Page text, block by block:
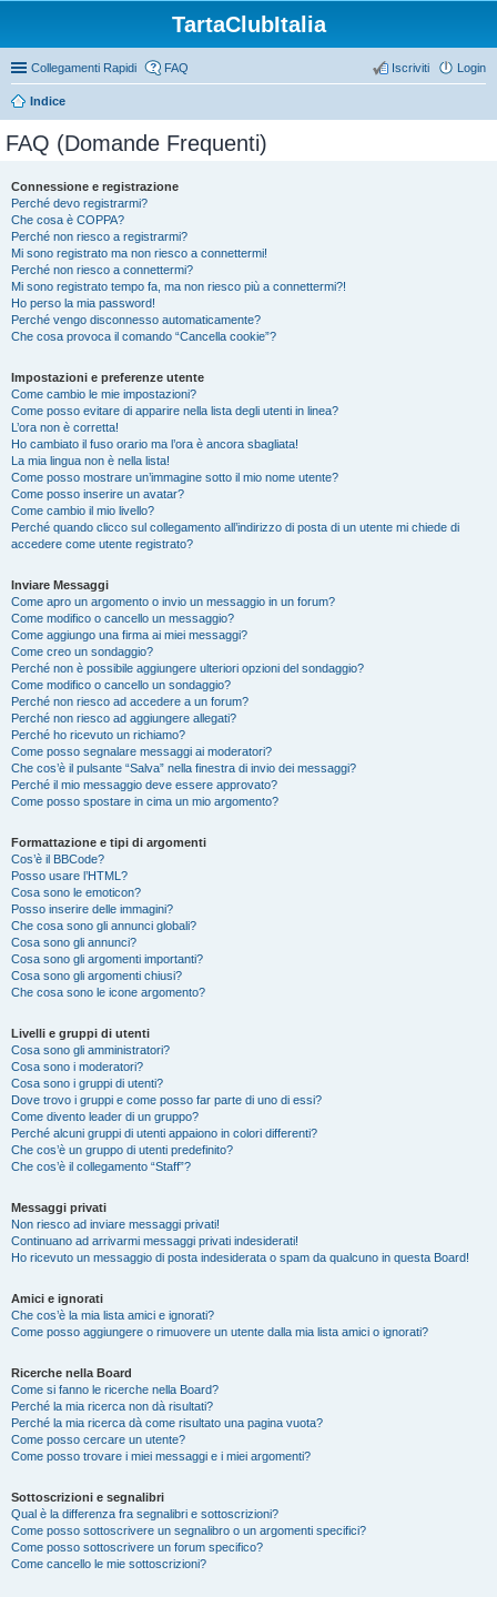
TartaClubItalia
Collegamenti Rapidi FAQ Login
Iscriviti
Indice
FAQ (Domande Frequenti)
Connessione e registrazione
Perché devo registrarmi?
Che cosa è COPPA?
Perché non riesco a registrarmi?
Mi sono registrato ma non riesco a connettermi!
Perché non riesco a connettermi?
Mi sono registrato tempo fa, ma non riesco più a connettermi?!
Ho perso la mia password!
Perché vengo disconnesso automaticamente?
Che cosa provoca il comando “Cancella cookie”?
Impostazioni e preferenze utente
Come cambio le mie impostazioni?
Come posso evitare di apparire nella lista degli utenti in linea?
L’ora non è corretta!
Ho cambiato il fuso orario ma l’ora è ancora sbagliata!
La mia lingua non è nella lista!
Come posso mostrare un’immagine sotto il mio nome utente?
Come posso inserire un avatar?
Come cambio il mio livello?
Perché quando clicco sul collegamento all’indirizzo di posta di un utente mi chiede di
accedere come utente registrato?
Inviare Messaggi
Come apro un argomento o invio un messaggio in un forum?
Come modifico o cancello un messaggio?
Come aggiungo una firma ai miei messaggi?
Come creo un sondaggio?
Perché non è possibile aggiungere ulteriori opzioni del sondaggio?
Come modifico o cancello un sondaggio?
Perché non riesco ad accedere a un forum?
Perché non riesco ad aggiungere allegati?
Perché ho ricevuto un richiamo?
Come posso segnalare messaggi ai moderatori?
Che cos’è il pulsante “Salva” nella finestra di invio dei messaggi?
Perché il mio messaggio deve essere approvato?
Come posso spostare in cima un mio argomento?
Formattazione e tipi di argomenti
Cos’è il BBCode?
Posso usare l’HTML?
Cosa sono le emoticon?
Posso inserire delle immagini?
Che cosa sono gli annunci globali?
Cosa sono gli annunci?
Cosa sono gli argomenti importanti?
Cosa sono gli argomenti chiusi?
Che cosa sono le icone argomento?
Livelli e gruppi di utenti
Cosa sono gli amministratori?
Cosa sono i moderatori?
Cosa sono i gruppi di utenti?
Dove trovo i gruppi e come posso far parte di uno di essi?
Come divento leader di un gruppo?
Perché alcuni gruppi di utenti appaiono in colori differenti?
Che cos’è un gruppo di utenti predefinito?
Che cos’è il collegamento “Staff”?
Messaggi privati
Non riesco ad inviare messaggi privati!
Continuano ad arrivarmi messaggi privati indesiderati!
Ho ricevuto un messaggio di posta indesiderata o spam da qualcuno in questa Board!
Amici e ignorati
Che cos’è la mia lista amici e ignorati?
Come posso aggiungere o rimuovere un utente dalla mia lista amici o ignorati?
Ricerche nella Board
Come si fanno le ricerche nella Board?
Perché la mia ricerca non dà risultati?
Perché la mia ricerca dà come risultato una pagina vuota?
Come posso cercare un utente?
Come posso trovare i miei messaggi e i miei argomenti?
Sottoscrizioni e segnalibri
Qual è la differenza fra segnalibri e sottoscrizioni?
Come posso sottoscrivere un segnalibro o un argomenti specifici?
Come posso sottoscrivere un forum specifico?
Come cancello le mie sottoscrizioni?